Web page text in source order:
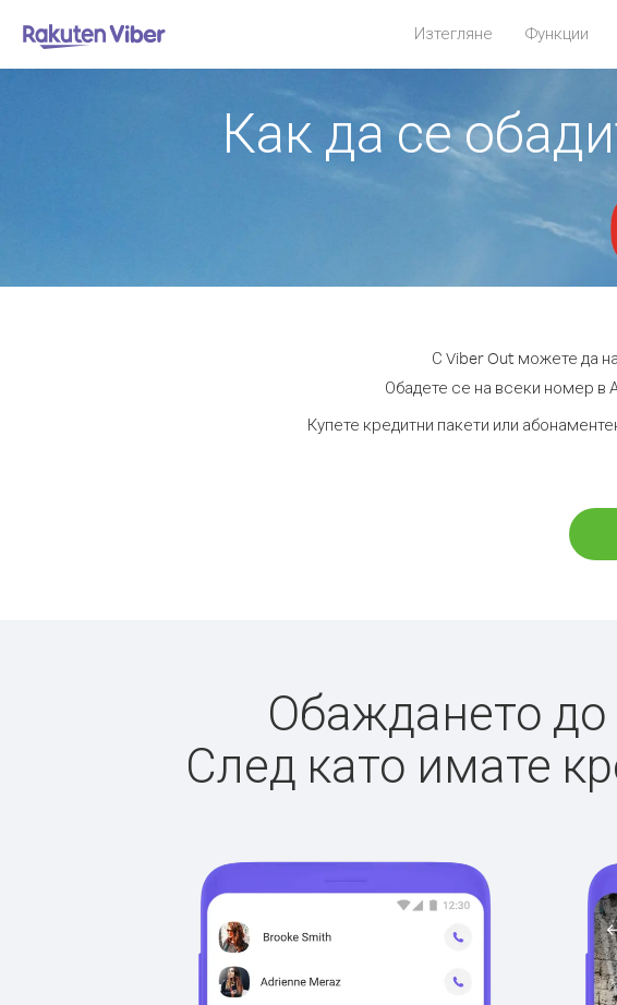
Изтегляне Функции
Как да се
С Viber Out можете да
Обадете се на всеки номер в
Купете кредитни пакети или
Обаждането
След като имате